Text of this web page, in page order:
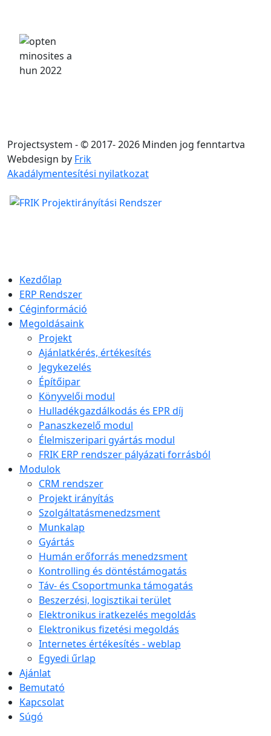
Projectsystem - © 2017- 2026 Minden jog fenntartva
Webdesign by Frik
Akadálymentesítési nyilatkozat
Kezdőlap
ERP Rendszer
Céginformáció
Megoldásaink
Projekt
Ajánlatkérés, értékesítés
Jegykezelés
Építőipar
Könyvelői modul
Hulladékgazdálkodás és EPR díj
Panaszkezelő modul
Élelmiszeripari gyártás modul
FRIK ERP rendszer pályázati forrásból
Modulok
CRM rendszer
Projekt irányítás
Szolgáltatásmenedzsment
Munkalap
Gyártás
Humán erőforrás menedzsment
Kontrolling és döntéstámogatás
Táv- és Csoportmunka támogatás
Beszerzési, logisztikai terület
Elektronikus iratkezelés megoldás
Elektronikus fizetési megoldás
Internetes értékesítés - weblap
Egyedi űrlap
Ajánlat
Bemutató
Kapcsolat
Súgó